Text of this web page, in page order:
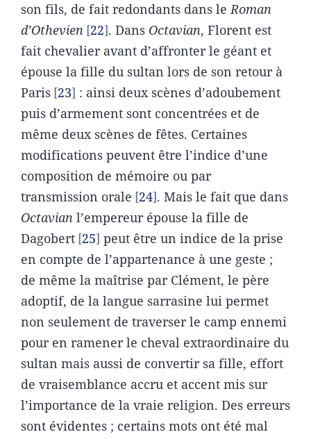
son fils, de fait redondants dans leRoman
d’Othevien 22 . Dans Octavian, Florent est
fait chevalier avant d’affronter le géant et
épouse la fille du sultan lors de son retour à
Paris 23 : ainsi deux scènes d’adoubement
puis d’armement sont concentrées et de
même deux scènes de fêtes. Certaines
modifications peuvent être l’indice d’une
composition de mémoire ou par
transmission orale 24 . Mais le fait que dans
Octavian l’empereur épouse la fille de
Dagobert 25 peut être un indice de la prise
en compte de l’appartenance à une geste ;
de même la maîtrise par Clément, le père
adoptif, de la langue sarrasine lui permet
non seulement de traverser le camp ennemi
pour en ramener le cheval extraordinaire du
sultan mais aussi de convertir sa fille, effort
de vraisemblance accru et accent mis sur
l’importance de la vraie religion. Des erreurs
sont évidentes ; certains mots ont été mal